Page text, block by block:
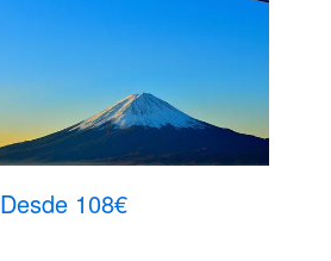
Desde 108€